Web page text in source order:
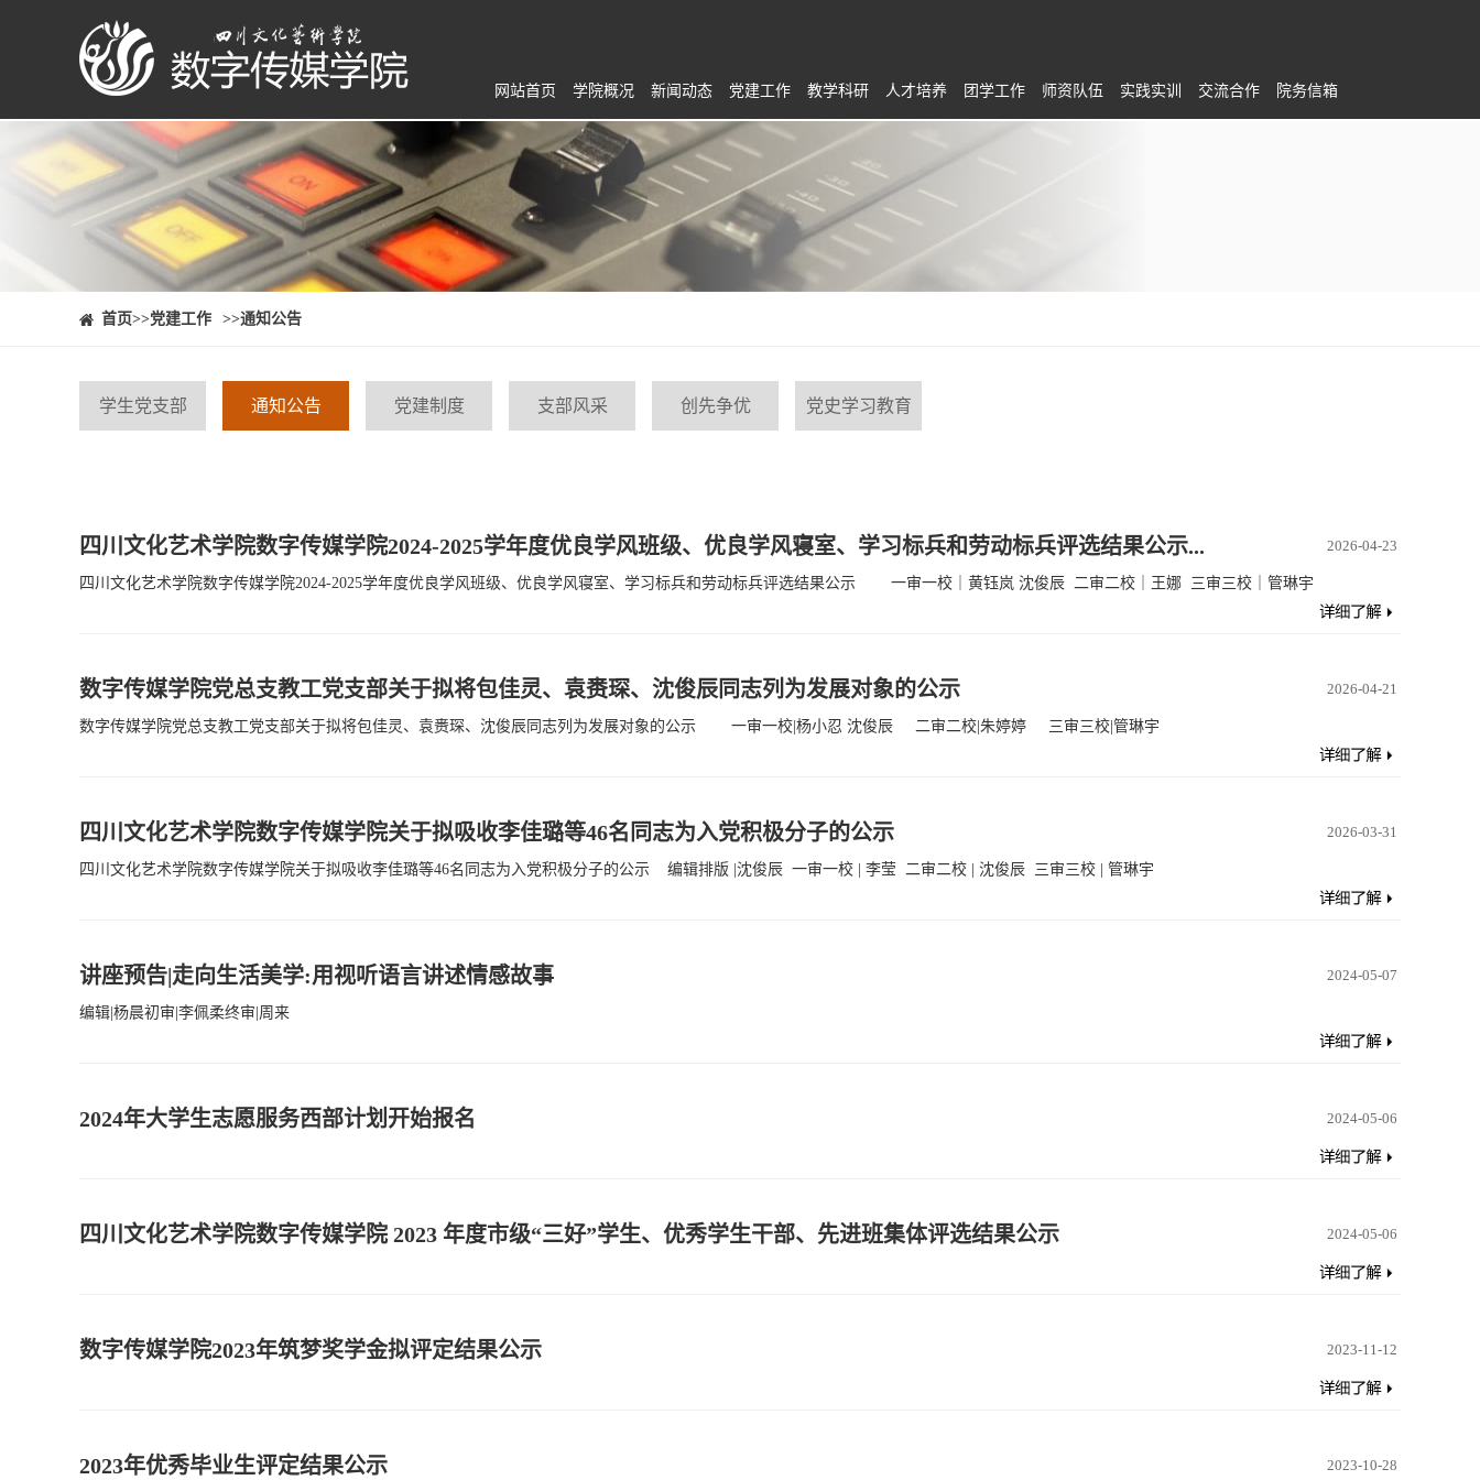
网站首页 学院概况 新闻动态 党建工作 教学科研 人才培养 团学工作 师资队伍 实践实训 交流合作 院务信箱
⠀⠀首页>>党建工作 >>通知公告
学生党支部 通知公告 党建制度 支部风采 创先争优 党史学习教育
2026-04-23
四川文化艺术学院数字传媒学院2024-2025学年度优良学风班级、优良学风寝室、学习标兵和劳动标兵评选结果公示...
四川文化艺术学院数字传媒学院2024-2025学年度优良学风班级、优良学风寝室、学习标兵和劳动标兵评选结果公示 一审一校｜黄钰岚 沈俊辰 二审二校｜王娜 三审三校｜管琳宇
2026-04-21
数字传媒学院党总支教工党支部关于拟将包佳灵、袁赉琛、沈俊辰同志列为发展对象的公示
数字传媒学院党总支教工党支部关于拟将包佳灵、袁赉琛、沈俊辰同志列为发展对象的公示 一审一校|杨小忍 沈俊辰 二审二校|朱婷婷 三审三校|管琳宇
2026-03-31
四川文化艺术学院数字传媒学院关于拟吸收李佳璐等46名同志为入党积极分子的公示
四川文化艺术学院数字传媒学院关于拟吸收李佳璐等46名同志为入党积极分子的公示 编辑排版 |沈俊辰 一审一校 | 李莹 二审二校 | 沈俊辰 三审三校 | 管琳宇
2024-05-07
讲座预告|走向生活美学:用视听语言讲述情感故事
编辑|杨晨初审|李佩柔终审|周来
2024-05-06
2024年大学生志愿服务西部计划开始报名
2024-05-06
四川文化艺术学院数字传媒学院 2023 年度市级“三好”学生、优秀学生干部、先进班集体评选结果公示
2023-11-12
数字传媒学院2023年筑梦奖学金拟评定结果公示
2023-10-28
2023年优秀毕业生评定结果公示